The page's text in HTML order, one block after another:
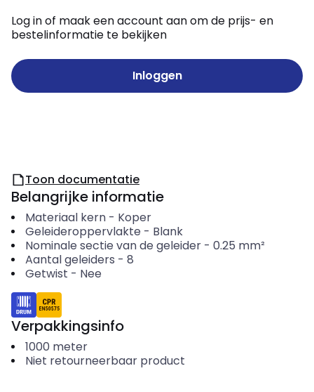
Log in of maak een account aan om de prijs- en
bestelinformatie te bekijken
Inloggen
Toon documentatie
Belangrijke informatie
Materiaal kern- Koper
Geleideroppervlakte - Blank
Nominale sectie van de geleider- 0.25 mm²
Aantal geleiders - 8
Getwist - Nee
Verpakkingsinfo
1000 meter
Niet retourneerbaar product